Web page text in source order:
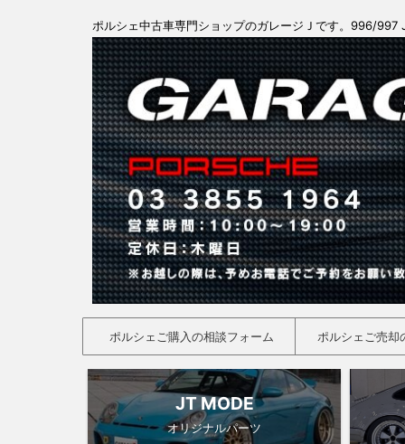
ポルシェ中古車専門ショップのガレージＪです。996/
ポルシェご購入の相談フォーム ポルシェご売却
JT MODE
オリジナルパーツ